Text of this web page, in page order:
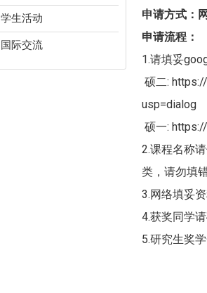
学生活动
国际交流
申请方式：
申请流程：
1.请填妥
硕二:
usp=dialog
硕一:
2.课程名称
类，请勿填
3.网络填妥
4.获奖同学
5.研究生奖